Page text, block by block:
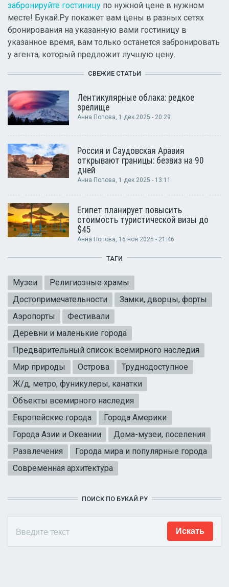
забронируйте гостиницу по нужной цене в нужном
месте! Букай.Ру покажет вам цены в разных сетях
бронирования на указанную вами гостиницу в
указанное время, вам только останется забронировать
у агента, который предложит лучшую цену.
СВЕЖИЕ СТАТЬИ
Лентикулярные облака: редкое
зрелище
Анна Попова, 1 дек 2025 - 20:29
Россия и Саудовская Аравия
открывают границы: безвиз на 90
дней
Анна Попова, 1 дек 2025 - 13:11
Египет планирует повысить
стоимость туристической визы до
$45
Анна Попова, 16 ноя 2025 - 21:46
ТАГИ
Музеи
Религиозные храмы
Достопримечательности
Замки, дворцы, форты
Аэропорты
Фестивали
Деревни и маленькие города
Предварительный список всемирного наследия
Мир природы
Острова
Труднодоступное
Ж/д, метро, фуникулеры, канатки
Объекты всемирного наследия
Европейские города
Города Америки
Города Азии и Океании
Дома-музеи, поселения
Развлечения
Города мира и популярные города
Современная архитектура
ПОИСК ПО БУКАЙ.РУ